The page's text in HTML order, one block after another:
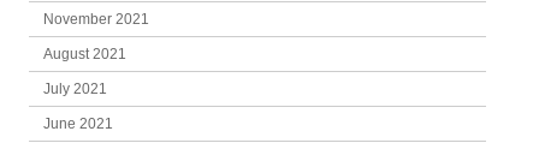
November 2021
August 2021
July 2021
June 2021